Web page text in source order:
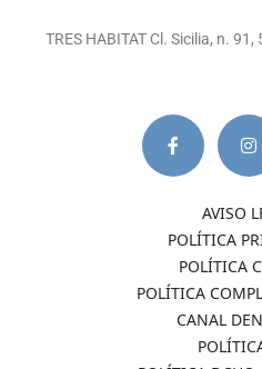
TRES HABITAT Cl. Sicilia, n.
AVISO
POLÍTICA
POLÍTICA
POLÍTICA
CANAL